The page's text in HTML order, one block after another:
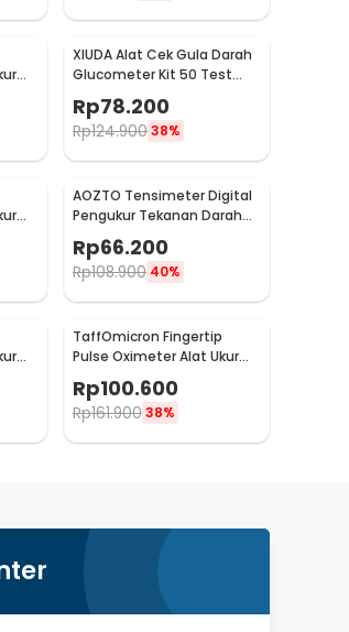
-
XIUDA Alat Cek Gula Darah
Glucometer Kit 50 Test
Strips - G058
Rp78.200
Rp124.90038%
-
AOZTO Tensimeter Digital
Pengukur Tekanan Darah
Wrist Monitor with Voice -
BP-502
Rp66.200
Rp108.900 40%
-
TaffOmicron Fingertip
Pulse Oximeter Alat Ukur
Saturasi Oksigen Darah -
PO-C6AO
Rp100.600
Rp161.90038%